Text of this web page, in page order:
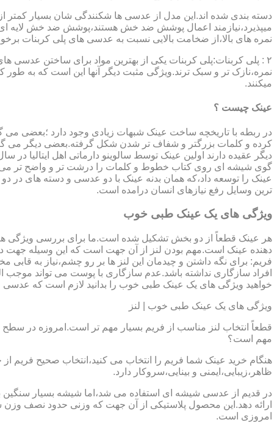
دسته بندی شده اند.این مدل از عدسی ها شکنندگی شان بسیار
میپذیرد،نیازمند اعمال پوشش ضد خش هستند،پوشش ضد خش لایه
نمره های بالا،از ضخامت بالایی نسبت به عدسی های پلی کربنات
۲ : پلی کربنات:پلی کربنات یکی از بهترین مواد برای ساختن
نمره،نازک تر و سبک ترند.ویژگی مثبت دیگر آنها این است که به طور
میکنند.
عینک چیست ؟
در ربطه با تاریخچه ساخت عینک شبهات زیادی وجود دارد ؛بعضی می
کرده و کلمات بزرگتر و شفاف تر شدن شکل گرفته.بعضی دیگر می
عینک را توسعه داد،که همان بدنه عینک با دو عدسی و دسته های
ترین وسایل رفع نیازهای انسان درامده است.
ویژگی های یک عینک طبی خوب
هر عینک قطعاً از دو بخش تشکیل شده است.ما برای بررسی ویژگی
دهنده عینک است.مهم بودن لنز از آن جهت است که این وسیله جهت
فریم: برای نگه داشتن و چیدمان این لنز ها بر رو چشم،نیاز
افراد سازگاری نداشته باشد.عدم سازگاری با پوست می تواند موجب
خواهید ویژگی های یک عینک طبی خوب را بدانید لازم است که عدسی و
ویژگی های یک عینک طبی خوب | لنز
قطعاً انتخاب لنز مناسب از فریم بسیار مهم تر است.امروزه در سطح
مهم است؟
هنگام خرید عینک شما فریم را انتخاب می کنید،انتخاب صحیح فریم
ظاهر،زیبایی،ایمنی و بینایی،سروکار دارد.
ارائه دهد.این محصول پلاستیکی از آن جهت که وزنی حدود نصف وزن
امروزی است.